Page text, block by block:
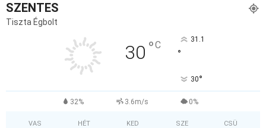
SZENTES
Tiszta Égbolt
30 °C 31.1
°
30°
32% 3.6m/s 0%
VAS HÉT KED SZE CSÜ